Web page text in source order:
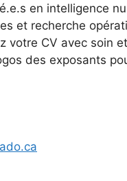
en intelligence
et recherche
votre CV avec soin
des exposants